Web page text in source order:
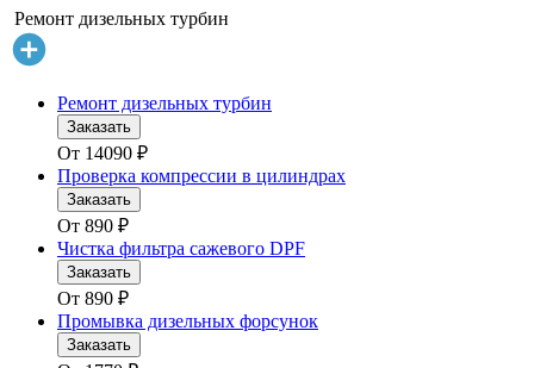
Ремонт дизельных турбин
Ремонт дизельных турбин
Заказать
От 14090 ₽
Проверка компрессии в цилиндрах
Заказать
От 890 ₽
Чистка фильтра сажевого DPF
Заказать
От 890 ₽
Промывка дизельных форсунок
Заказать